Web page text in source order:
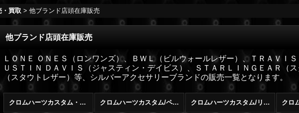
・買取 > 他ブランド店頭在庫販売
他ブランド店頭在庫販売
ＬＯＮＥ ＯＮＥＳ（ロンワンズ）、ＢＷＬ（ビルウォールレザー）、ＴＲＡＶＩ
ＵＳＴＩＮ ＤＡＶＩＳ（ジャスティン・デイビス）、ＳＴＡＲＬＩＮＧＥＡＲ（
（スタウトレザー）等、シルバーアクセサリーブランドの販売一覧となります。
クロムハーツカスタム・修理・販売・買取 (全商品) クロムハーツカスタム/ペンダント クロムハーツカスタム/リング